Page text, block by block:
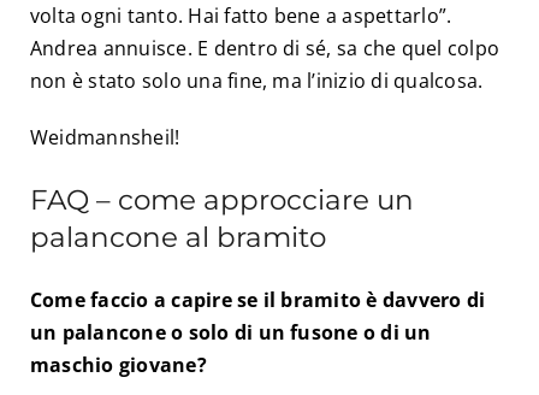
volta ogni tanto. Hai fatto bene a aspettarlo”.
Andrea annuisce. E dentro di sé, sa che quel colpo
non è stato solo una fine, ma l’inizio di qualcosa.
Weidmannsheil!
FAQ – come approcciare un
palancone al bramito
Come faccio a capire se il bramito è davvero di
un palancone o solo di un fusone o di un
maschio giovane?